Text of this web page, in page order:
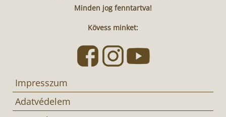
Minden jog fenntartva!
Kövess minket:
Impresszum
Adatvédelem